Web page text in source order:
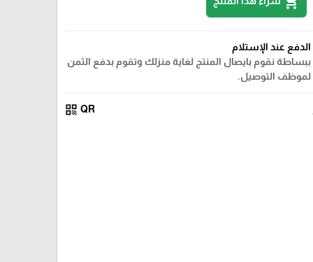
الدفع عند الإستلام
ببساطة نقوم بايصال المنتج لغاية منزلك وتقوم بدفع الثمن
لموظف التوصيل.
QR
qr_code